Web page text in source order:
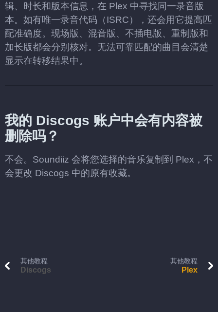
辑、时长和版本信息，在 Plex 中寻找同一录音版
本。如有唯一录音代码（ISRC），还会用它提高匹
配准确度。现场版、混音版、不插电版、重制版和
加长版都会分别核对。无法可靠匹配的曲目会清楚
显示在转移结果中。
我的 Discogs 账户中会有内容被
删除吗？
不会。Soundiiz 会将您选择的音乐复制到 Plex，不
会更改 Discogs 中的原有收藏。
其他教程
Discogs
其他教程
Plex